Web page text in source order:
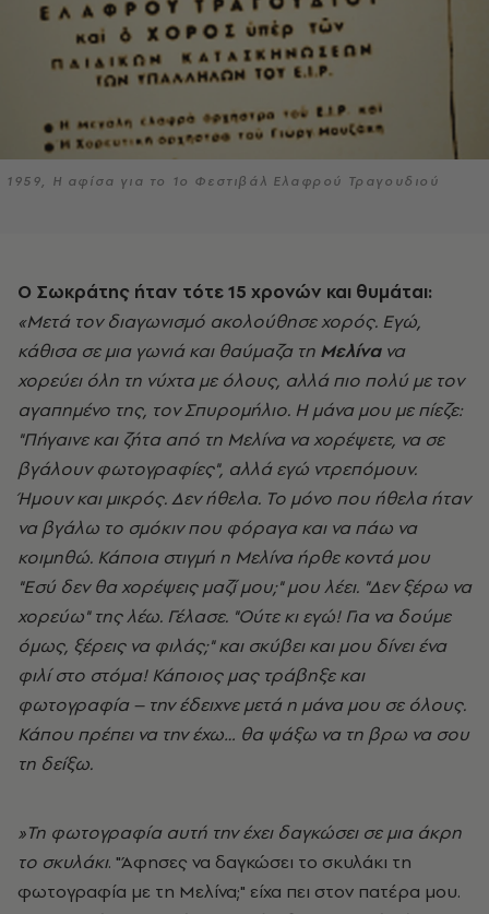
1959, Η αφίσα για το 1ο Φεστιβάλ Ελαφρού Τραγουδιού
Ο Σωκράτης ήταν τότε 15 χρονών και θυμάται:
«Μετά τον διαγωνισμό ακολούθησε χορός. Εγώ,
κάθισα σε μια γωνιά και θαύμαζα τη Μελίνανα
χορεύει όλη τη νύχτα με όλους, αλλά πιο πολύ με τον
αγαπημένο της, τον Σπυρομήλιο. Η μάνα μου με πίεζε:
"Πήγαινε και ζήτα από τη Μελίνα να χορέψετε, να σε
βγάλουν φωτογραφίες", αλλά εγώ ντρεπόμουν.
Ήμουν και μικρός. Δεν ήθελα. Το μόνο που ήθελα ήταν
να βγάλω το σμόκιν που φόραγα και να πάω να
κοιμηθώ. Κάποια στιγμή η Μελίνα ήρθε κοντά μου
"Εσύ δεν θα χορέψεις μαζί μου;" μου λέει. "Δεν ξέρω να
χορεύω" της λέω. Γέλασε. "Ούτε κι εγώ! Για να δούμε
όμως, ξέρεις να φιλάς;" και σκύβει και μου δίνει ένα
φιλί στο στόμα! Κάποιος μας τράβηξε και
φωτογραφία – την έδειχνε μετά η μάνα μου σε όλους.
Κάπου πρέπει να την έχω… θα ψάξω να τη βρω να σου
τη δείξω.
»Τη φωτογραφία αυτή την έχει δαγκώσει σε μια άκρη
το σκυλάκι. "Άφησες να δαγκώσει το σκυλάκι τη
φωτογραφία με τη Μελίνα;" είχα πει στον πατέρα μου.